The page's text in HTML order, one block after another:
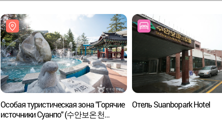
Особая туристическая зона "Горячие
источники Суанпо" (수안보온천
Отель Suanbopark Hotel